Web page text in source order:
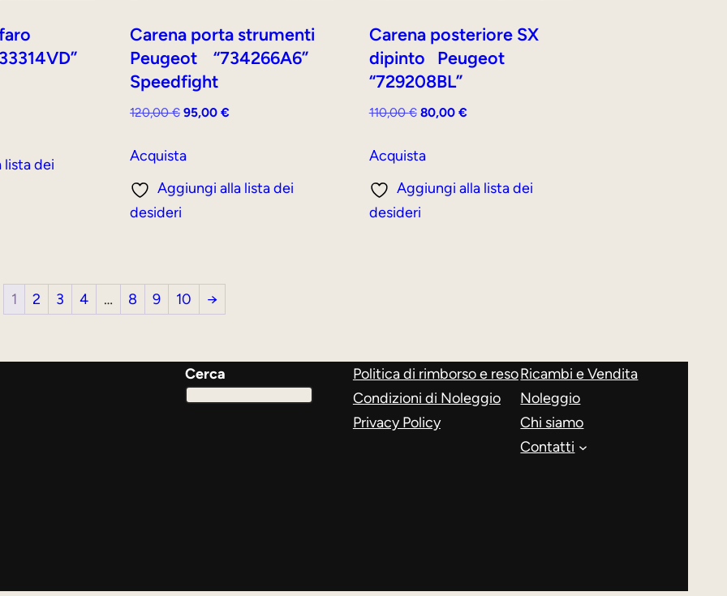
€.
lista dei
Carena porta strumenti
Peugeot “734266A6”
Speedfight
120,00€ Il
originale
120,00 €.
95,00€Il
95,00 €.
Acquista
Aggiungi alla lista dei
desideri
Carena posteriore SX
dipinto Peugeot
“729208BL”
110,00€ Il
originale
110,00 €.
80,00 €Il
80,00 €.
Acquista
Aggiungi alla lista dei
desideri
1 2 3 4 … 8 9 10 →
Cerca
Politica di rimborso e reso
Condizioni di Noleggio
Privacy Policy
Ricambi e Vendita
Noleggio
Chi siamo
Contatti